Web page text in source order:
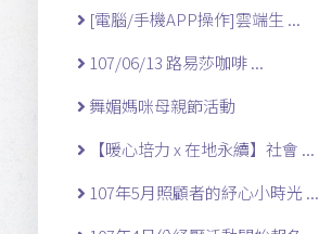
[電腦/手機APP操作]雲端生 ...
107/06/13 路易莎咖啡 ...
舞媚媽咪母親節活動
【暖心培力 x 在地永續】社會 ...
107年5月照顧者的紓心小時光 ...